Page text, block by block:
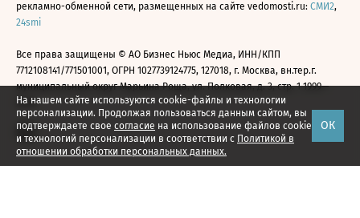
На нашем сайте используются cookie-файлы и технологии
персонализации. Продолжая пользоваться данным сайтом, вы
подтверждаете свое согласие на использование файлов cookie
и технологий персонализации в соответствии с Политикой в
отношении обработки персональных данных.
ОК
рекламно-обменной сети, размещенных на сайте vedomosti.ru: СМИ2,
24smi
Все права защищены © АО Бизнес Ньюс Медиа, ИНН/КПП
7712108141/771501001, ОГРН 1027739124775, 127018, г. Москва, вн.тер.г.
муниципальный округ Марьина Роща, ул. Полковая, д. 3, стр. 1 1999—
2026